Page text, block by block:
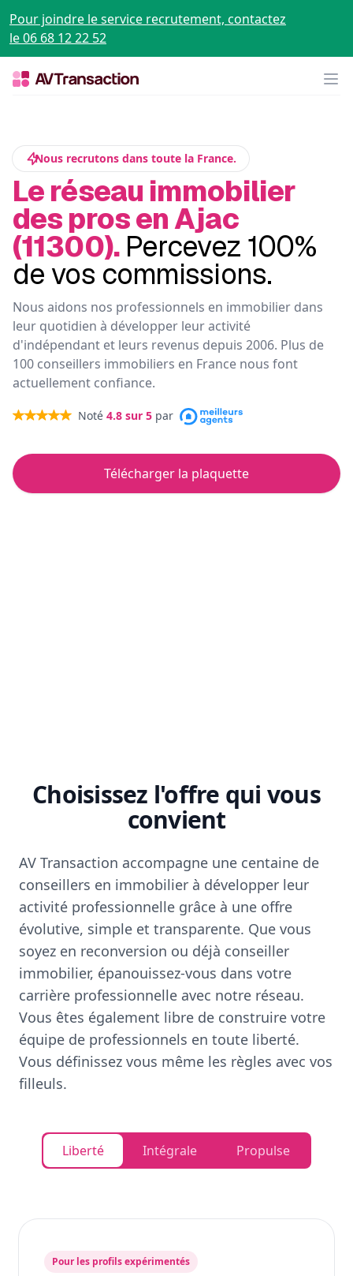
Pour joindre le service recrutement, contactez
le 06 68 12 22 52
Nous recrutons dans toute la France.
Le réseau immobilier
des pros en Ajac
(11300). Percevez 100%
de vos commissions.
Nous aidons nos professionnels en immobilier dans
leur quotidien à développer leur activité
d'indépendant et leurs revenus depuis 2006. Plus de
100 conseillers immobiliers en France nous font
actuellement confiance.
Noté 4.8 sur 5 par
Télécharger la plaquette
Choisissez l'offre qui vous
convient
AV Transaction accompagne une centaine de
conseillers en immobilier à développer leur
activité professionnelle grâce à une offre
évolutive, simple et transparente. Que vous
soyez en reconversion ou déjà conseiller
immobilier, épanouissez-vous dans votre
carrière professionnelle avec notre réseau.
Vous êtes également libre de construire votre
équipe de professionnels en toute liberté.
Vous définissez vous même les règles avec vos
filleuls.
Liberté Intégrale Propulse
Pour les profils expérimentés